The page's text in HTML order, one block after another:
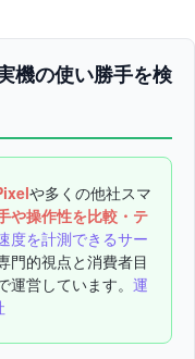
機の使い勝手を検
や多くの他社スマ
や操作性を比較・テ
度を計測できるサー
門的視点と消費者目
営しています。 運